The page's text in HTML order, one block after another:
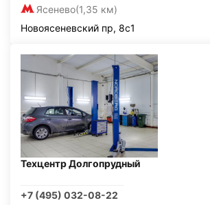
Ясенево(1,35 км)
Новоясеневский пр, 8с1
Техцентр Долгопрудный
+7 (495) 032-08-22